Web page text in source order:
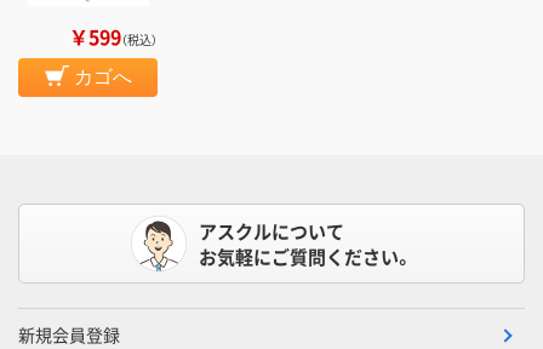
￥599（税込）
カゴへ
アスクルについて
お気軽にご質問ください。
新規会員登録